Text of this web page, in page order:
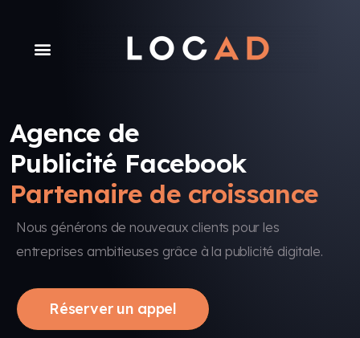
Agence de
Publicité Facebook
Partenaire de croissance
Nous générons de nouveaux clients pour les
entreprises ambitieuses grâce à la publicité digitale.
Réserver un appel